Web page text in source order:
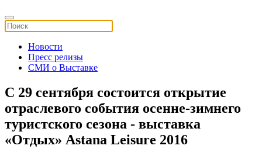
Новости
Пресс релизы
СМИ о Выставке
С 29 сентября состоится открытие
отраслевого события осенне-зимнего
туристского сезона - выставка
«Отдых» Astana Leisure 2016